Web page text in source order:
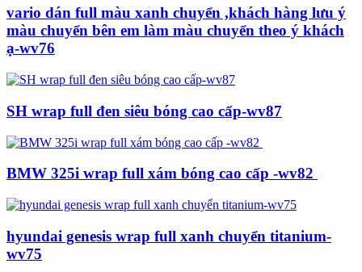
vario dán full màu xanh chuyển ,khách hàng lưu ý
màu chuyển bên em làm màu chuyển theo ý khách
ạ-wv76
SH wrap full đen siêu bóng cao cấp-wv87
BMW 325i wrap full xám bóng cao cấp -wv82
hyundai genesis wrap full xanh chuyển titanium-
wv75